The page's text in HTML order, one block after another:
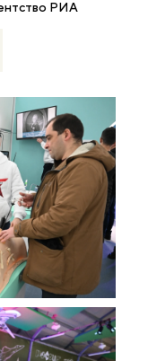
РИА